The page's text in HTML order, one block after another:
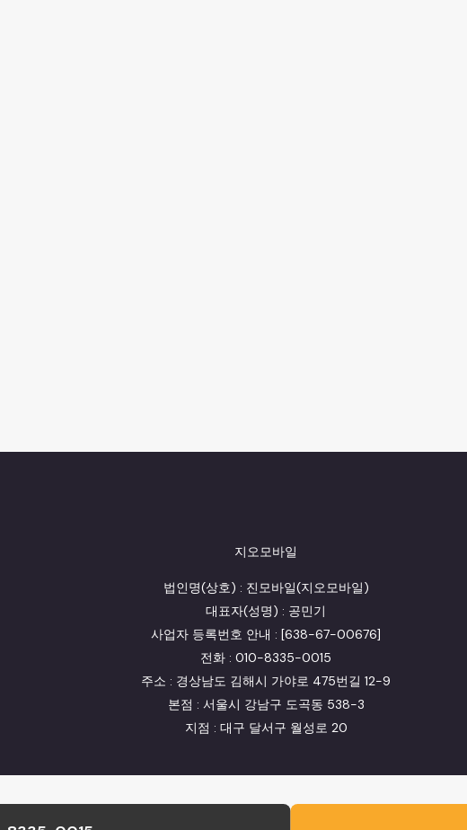
지오모바일
법인명(상호) : 진모바일(지오모바일)
대표자(성명) : 공민기
사업자 등록번호 안내 : [638-67-00676]
전화 : 010-8335-0015
주소 : 경상남도 김해시 가야로 475번길 12-9
본점 : 서울시 강남구 도곡동 538-3
지점 : 대구 달서구 월성로 20